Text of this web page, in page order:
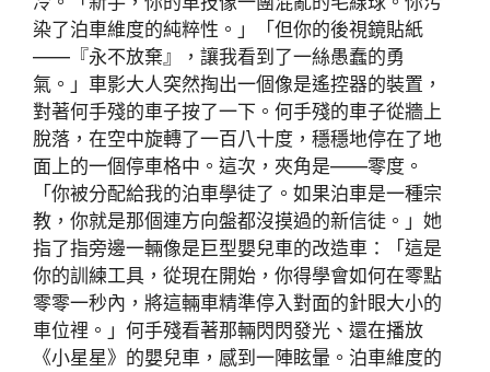
染了泊車維度的純粹性。」「但你的後視鏡貼紙
——『永不放棄』，讓我看到了一絲愚蠢的勇
氣。」車影大人突然掏出一個像是遙控器的裝置，
對著何手殘的車子按了一下。何手殘的車子從牆上
脫落，在空中旋轉了一百八十度，穩穩地停在了地
面上的一個停車格中。這次，夾角是——零度。
「你被分配給我的泊車學徒了。如果泊車是一種宗
教，你就是那個連方向盤都沒摸過的新信徒。」她
指了指旁邊一輛像是巨型嬰兒車的改造車：「這是
你的訓練工具，從現在開始，你得學會如何在零點
零零一秒內，將這輛車精準停入對面的針眼大小的
車位裡。」何手殘看著那輛閃閃發光、還在播放
《小星星》的嬰兒車，感到一陣眩暈。泊車維度的